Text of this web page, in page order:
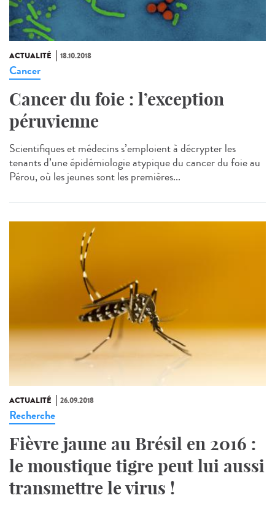
ACTUALITÉ 18.10.2018
Cancer
Cancer du foie : l’exception
péruvienne
Scientifiques et médecins s’emploient à décrypter les
tenants d’une épidémiologie atypique du cancer du foie au
Pérou, où les jeunes sont les premières...
ACTUALITÉ 26.09.2018
Recherche
Fièvre jaune au Brésil en 2016 :
le moustique tigre peut lui aussi
transmettre le virus !